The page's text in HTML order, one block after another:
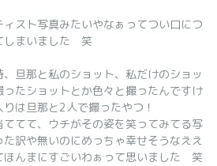
スト写真みたいやなぁってつい口につ
しまいました 笑
旦那と私のショット、私だけのショッ
ったショットとか色々と撮ったんですけ
は旦那と2人で撮ったやつ！
てて、ウチがその姿を笑ってみてる写
訳や無いのにめっちゃ幸せそうなええ
ほんまにすごいわぁって思いました 笑